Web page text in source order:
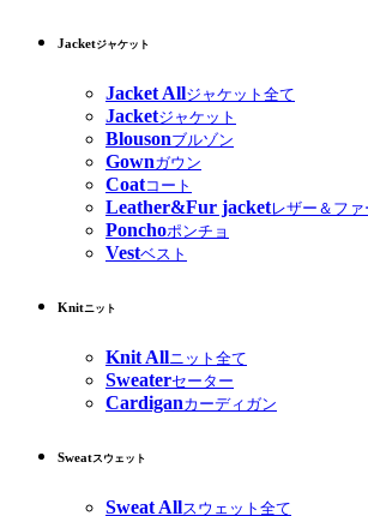
Jacketジャケット
Jacket Allジャケット全て
Jacketジャケット
Blousonブルゾン
Gownガウン
Coatコート
Leather&Fur jacketレザー＆フ
Ponchoポンチョ
Vestベスト
Knitニット
Knit Allニット全て
Sweaterセーター
Cardiganカーディガン
Sweatスウェット
Sweat Allスウェット全て